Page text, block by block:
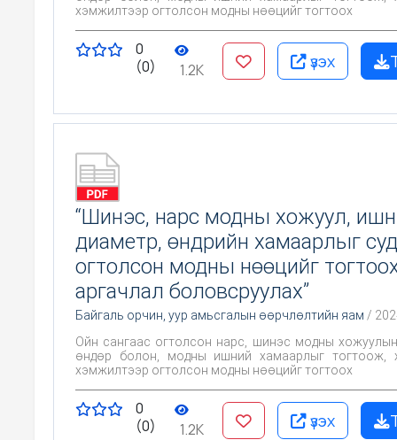
хэмжилтээр огтолсон модны нөөцийг тогтоох
0
(0)
1.2K үзэх
“Шинэс, нарс модны хожуул,
диаметр, өндрийн хамаарлыг
огтолсон модны нөөцийг
аргачлал боловсруулах”
Байгаль орчин, уур амьсгалын өөрчлөлтийн яам /
Ойн сангаас огтолсон нарс, шинэс модны
өндөр болон, модны ишний хамаарлыг тогтоож, хожуулын
хэмжилтээр огтолсон модны нөөцийг тогтоох
0
(0)
1.2K үзэх